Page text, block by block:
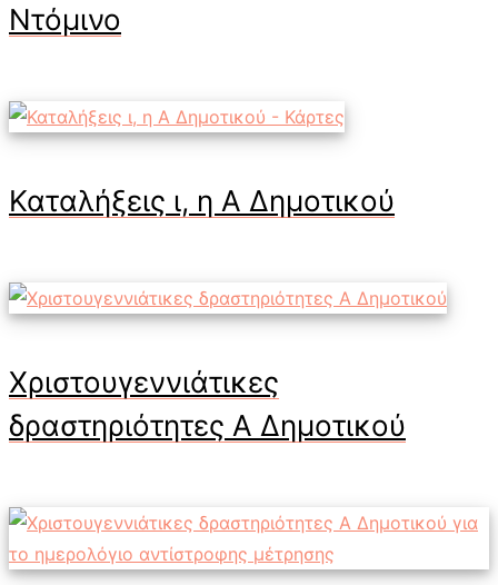
Ντόμινο
Καταλήξεις ι, η Α Δημοτικού
Χριστουγεννιάτικες
δραστηριότητες Α Δημοτικού